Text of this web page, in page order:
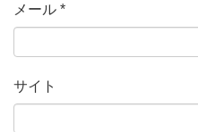
メール *
サイト